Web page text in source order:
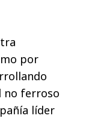
por
no ferroso
líder